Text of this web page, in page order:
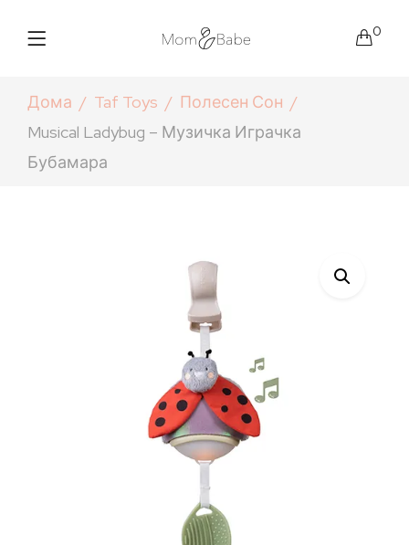
0
Дома Taf Toys
Полесен Сон
Musical Ladybug – Музичка Играчка
Бубамара